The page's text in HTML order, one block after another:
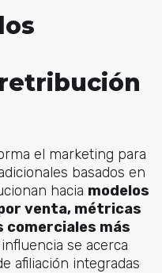
el marketing para
basados en
hacia modelos
venta, métricas
comerciales más
se acerca
afiliación integradas